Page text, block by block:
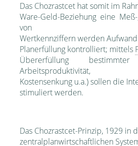
Das Chozrastcet hat somit im
Ware-Geld-Beziehung eine
von
Wertkennziffern werden
Planerfüllung kontrolliert; mittels
Übererfüllung bestimmter
Arbeitsproduk­tivität,
Kostensenkung u.a.) sollen die
stimuliert werden.
Das Chozrastcet-Prinzip, 1929 in
zentralplanwirt­schaftlichen